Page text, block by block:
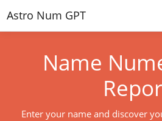
Astro Num GPT
Name
Enter your name and discover